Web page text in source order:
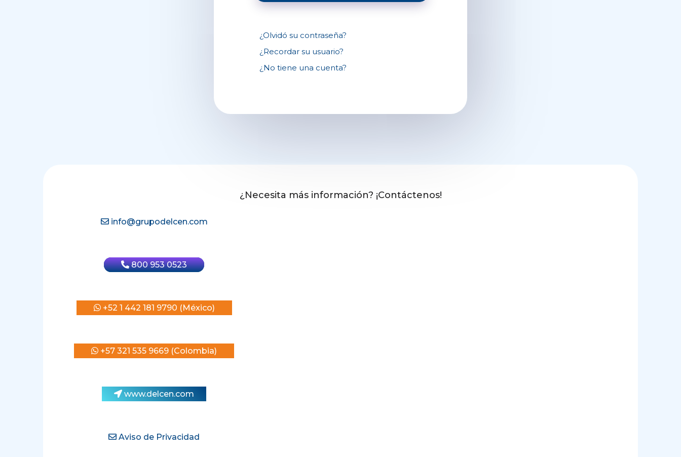
¿Olvidó su contraseña?
¿Recordar su usuario?
¿No tiene una cuenta?
¿Necesita más información? ¡Contáctenos!
info@grupodelcen.com
800 953 0523
+52 1 442 181 9790 (México)
+57 321 535 9669 (Colombia)
www.delcen.com
Aviso de Privacidad